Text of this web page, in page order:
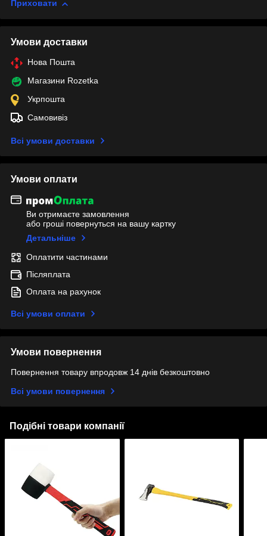
Приховати
Умови доставки
Нова Пошта
Магазини Rozetka
Укрпошта
Самовивіз
Всі умови доставки
Умови оплати
Ви отримаєте замовлення
або гроші повернуться на вашу картку
Детальніше
Оплатити частинами
Післяплата
Оплата на рахунок
Всі умови оплати
Умови повернення
Повернення товару впродовж 14 днів безкоштовно
Всі умови повернення
Подібні товари компанії